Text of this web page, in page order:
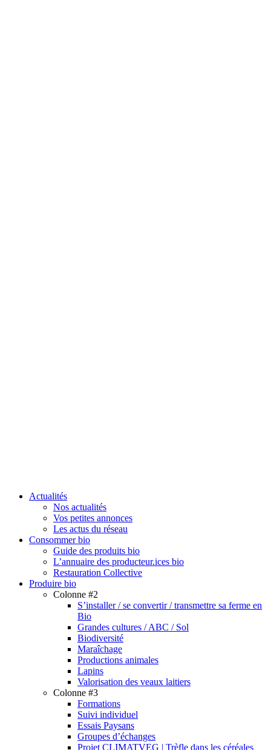
search
Menu
Actualités
Nos actualités
Vos petites annonces
Les actus du réseau
Consommer bio
Guide des produits bio
L’annuaire des producteur.ices bio
Restauration Collective
Produire bio
Colonne #2
S’installer / se convertir / transmettre sa ferme en
Bio
Grandes cultures / ABC / Sol
Biodiversité
Maraîchage
Productions animales
Lapins
Valorisation des veaux laitiers
Colonne #3
Formations
Suivi individuel
Essais Paysans
Groupes d’échanges
Projet CLIMATVEG | Trèfle dans les céréales